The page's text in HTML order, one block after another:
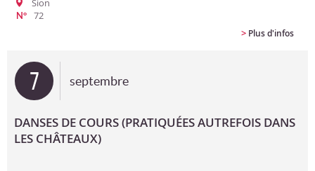
Sion
N°
72
> Plus d'infos
7 septembre
DANSES DE COURS (PRATIQUÉES AUTREFOIS DANS
LES CHÂTEAUX)